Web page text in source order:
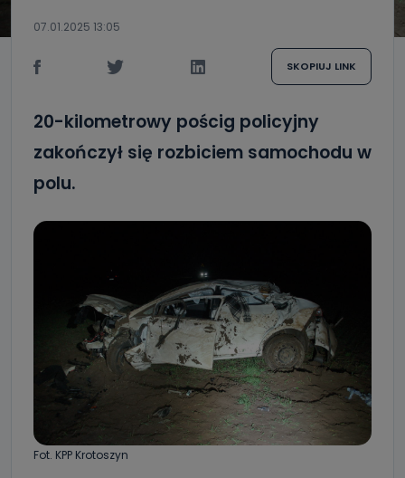
07.01.2025 13:05
SKOPIUJ LINK
20-kilometrowy pościg policyjny
zakończył się rozbiciem samochodu w
polu.
Fot. KPP Krotoszyn